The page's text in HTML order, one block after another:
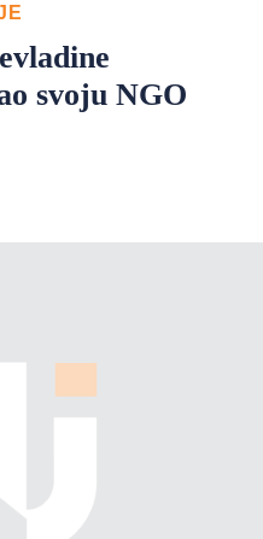
svoju NGO